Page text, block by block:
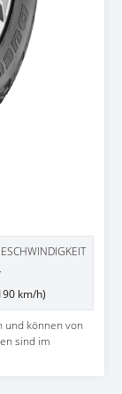
km/h)
und können von
sind im